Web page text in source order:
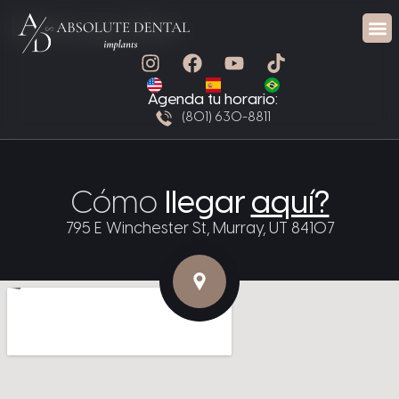
Agenda tu horario:
(801) 630-8811
Ubicación
Cómo llegar aquí?
795 E Winchester St, Murray, UT 84107